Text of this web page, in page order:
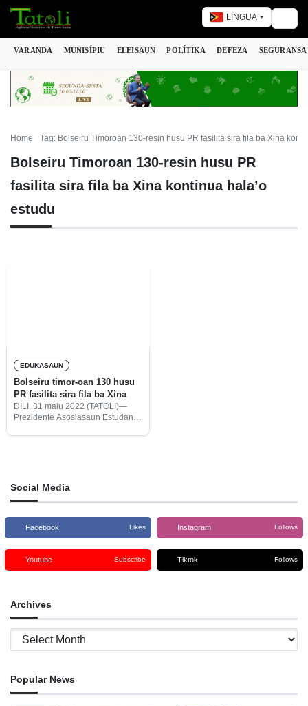
LÍNGUA
VARANDA MUNISÍPIU ELEISAUN POLÍTIKA DEFEZA SEGURANSA
Home Tag: Bolseiru Timoroan 130-resin husu PR fasilita sira fila ba Xina
Bolseiru Timoroan 130-resin husu PR
fasilita sira fila ba Xina kontinua hala’o
estudu
EDUKASAUN
Bolseiru timor-oan 130 husu
PR fasilita sira fila ba Xina
DILI, 31 maiu 2022 (TATOLI)—
Prezidente Asosiasaun Estudante
hodi
Social Media
Facebook Likes Instagram Follows
Youtube Subscribe Tiktok Follows
Archives
Archives
Popular News